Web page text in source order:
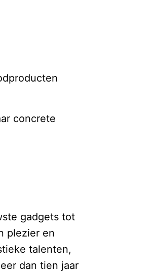
concrete
gadgets tot
plezier en
talenten,
dan tien jaar